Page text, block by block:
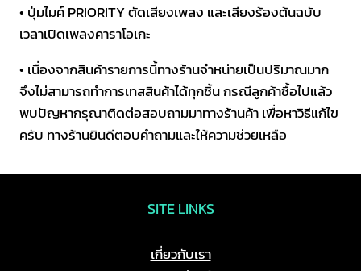
• ปุ่มไมค์ PRIORITY ตัดเสียงเพลง และเสียงร้องต้นฉบับ
เวลาเปิดเพลงคาราโอเกะ
• เนื่องจากสินค้ารายการนี้ทางร้านจำหน่ายเป็นปริมาณมาก
จึงไม่สามารถทำการเทสสินค้าได้ทุกชิ้น กรณีลูกค้าซื้อไปแล้ว
พบปัญหากรุณาติดต่อสอบถามมาทางร้านค้า เพื่อหาวิธีแก้ไข
ครับ ทางร้านยินดีตอบคำถามและให้ความช่วยเหลือ
SITE LINKS
เกี่ยวกับเรา